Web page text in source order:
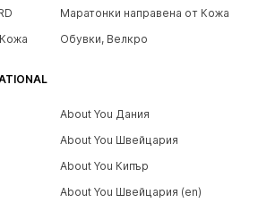
Маратонки направена от Кожа
Обувки, Велкро
About You Дания
About You Швейцария
About You Кипър
About You Швейцария (en)